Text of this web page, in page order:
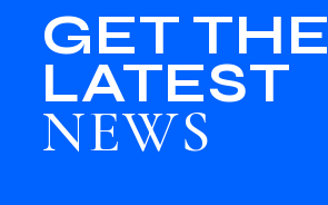
GET THE
LATEST
NEWS